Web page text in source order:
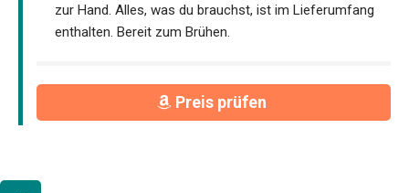
zur Hand. Alles, was du brauchst, ist im Lieferumfang
enthalten. Bereit zum Brühen.
Preis prüfen